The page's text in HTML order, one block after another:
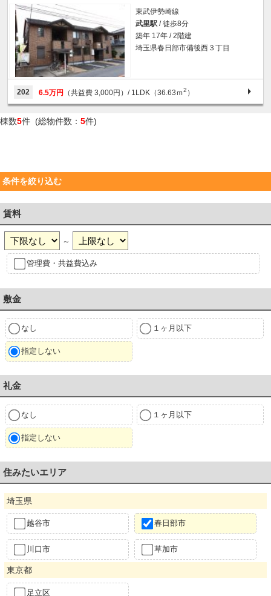
東武伊勢崎線
武里駅 / 徒歩8分
築年 17年 / 2階建
埼玉県春日部市備後西３丁目
202 6.5万円 （共益費 3,000円）/ 1LDK（36.63ｍ2 ）
棟数5件 (総物件数： 5件)
条件を絞り込む
賃料
～
管理費・共益費込み
敷金
なし １ヶ月以下
指定しない
礼金
なし １ヶ月以下
指定しない
住みたいエリア
埼玉県
越谷市 春日部市
川口市 草加市
東京都
足立区